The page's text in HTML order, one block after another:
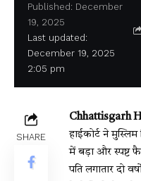
Last updated:
December 19, 2025
2:05 pm
Published: December
19, 2025
SHARE
Chhattisgarh
हाईकोर्ट ने
में बड़ा और स्पष्ट
पति लगातार दो